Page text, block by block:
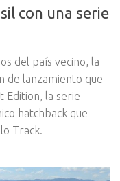
con una serie
del país vecino, la
de lanzamiento que
Edition, la serie
hatchback que
Track.